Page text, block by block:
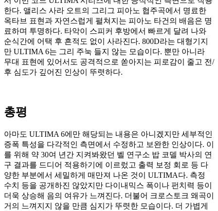
한다. 앨리스 사라 오트의 그리그 피아노 협주곡에서 명료한
옥타브 표현과 자연스럽게 펼쳐지는 피아노 타건의 배음은 명
료하며 투명하다. 타악이 스피커 후방에서 빠르게 달려 나와
순식간에 어택 후 흔적도 없이 사라진다. 800D라는 대형기지
만 ULTIMA 6는 그리 주눅 들지 않는 모습이다. 뿐만 아니라
무대 표현에 있어서도 공격적으로 쏟아지는 피로감이 줄고 전/
후 심도가 깊어진 인상이 뚜렷하다.
총평
아마도 ULTIMA 6에만 해당되는 내용은 아니겠지만 세부적인
증폭 특성을 다각적인 측면에서 수정하고 보완한 인상이다. 이
를 위해 약 30여 년간 지켜봐왔던 벨 연구소 밥 코델 박사의 연
구 결과를 드디어 적용하기에 이르렀고 출력 보정 회로 등 다
양한 부분에서 세밀하게 매만져 나온 것이 ULTIMA다. 측정
수치 등을 공개하진 않았지만 다이내믹스 폭이나 펀치력 등이
더욱 상승해 음의 여유가 느껴진다. 더불어 크로스토크 왜곡이
거의 느껴지지 않을 만큼 심지가 뚜렷한 모습이다. 더 가볍게